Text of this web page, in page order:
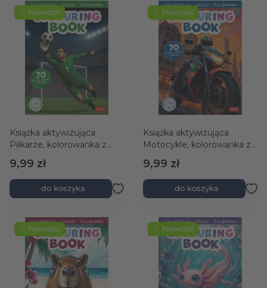
☆ Nowość
Książka aktywizująca
Piłkarze, kolorowanka z
naklejkami
9,99 zł
do koszyka
☆ Nowość
Książka aktywizująca
Motocykle, kolorowanka z
naklejkami
9,99 zł
do koszyka
☆ Nowość ☆ Nowość